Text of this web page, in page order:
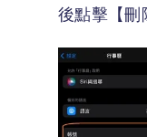
後點擊【刪